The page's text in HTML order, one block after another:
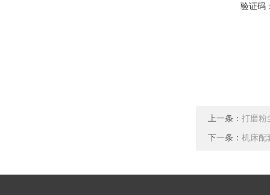
验证码
上一条： 打磨粉
下一条： 机床配